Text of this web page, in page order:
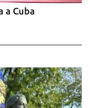
a Cuba